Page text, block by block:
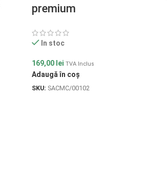
premium
In stoc
169,00 lei TVA Inclus
Adaugă în coș
SKU: SACMC/00102